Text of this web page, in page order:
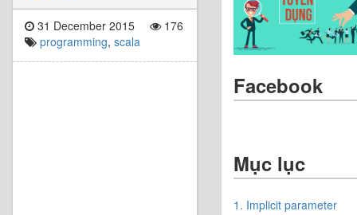
31 December 2015
176
programming, scala
Facebook
Mục lục
1. Implicit parameter